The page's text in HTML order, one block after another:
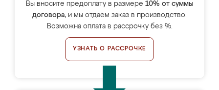
Вы вносите предоплату в размере 10% от суммы
договора, и мы отдаём заказ в производство.
Возможна оплата в рассрочку без %.
УЗНАТЬ О РАССРОЧКЕ